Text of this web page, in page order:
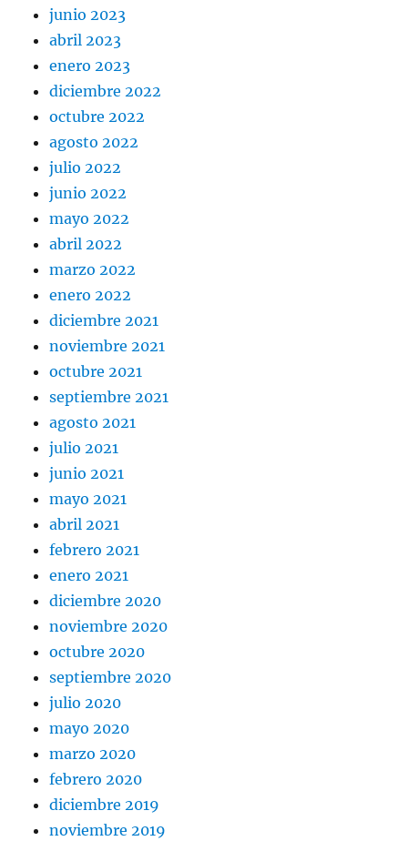
junio 2023
abril 2023
enero 2023
diciembre 2022
octubre 2022
agosto 2022
julio 2022
junio 2022
mayo 2022
abril 2022
marzo 2022
enero 2022
diciembre 2021
noviembre 2021
octubre 2021
septiembre 2021
agosto 2021
julio 2021
junio 2021
mayo 2021
abril 2021
febrero 2021
enero 2021
diciembre 2020
noviembre 2020
octubre 2020
septiembre 2020
julio 2020
mayo 2020
marzo 2020
febrero 2020
diciembre 2019
noviembre 2019